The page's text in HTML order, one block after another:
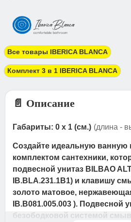
Все товары IBERICA BLANCA
Комплект 3 в 1 IBERICA BLANCA
📄 Описание
Габариты: 0 x 1 (см.) (длина -
Создайте идеальную ванную
комплектом сантехники,
подвесной унитаз BILBAO
IB.BLA.231.1B1) и клавишу
золото матовое,
IB.B081.005.003 ). Подвесной
безободковой системой